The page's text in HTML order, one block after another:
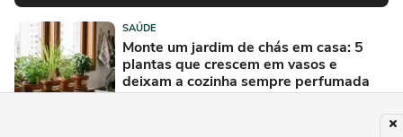
SAÚDE
Monte um jardim de chás em casa: 5
plantas que crescem em vasos e
deixam a cozinha sempre perfumada